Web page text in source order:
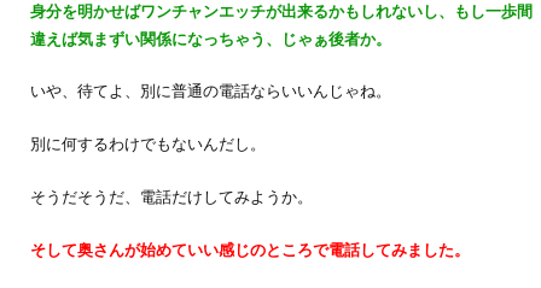
身分を明かせばワンチャンエッチが出来るかもしれないし、もし一歩間
違えば気まずい関係になっちゃう、じゃぁ後者か。
いや、待てよ、別に普通の電話ならいいんじゃね。
別に何するわけでもないんだし。
そうだそうだ、電話だけしてみようか。
そして奥さんが始めていい感じのところで電話してみました。